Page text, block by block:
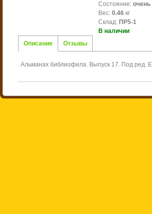
Состояние:
Вес: 0.46 кг
Склад: ПР5-1
В наличии
Описание
Отзывы
Альманах библиофила. Выпуск 17. Под ред.